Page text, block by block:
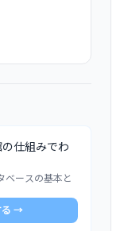
仕組みでわ
ベースの基本と
る →